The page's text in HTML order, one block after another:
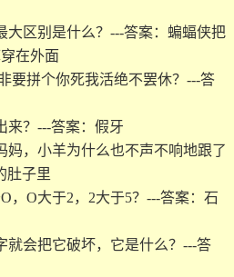
大区别是什么？---答案：蝙蝠侠把
在外面
要拼个你死我活绝不罢休？---答
来？---答案：假牙
妈，小羊为什么也不声不响地跟了
肚子里
，O大于2，2大于5？---答案：石
就会把它破坏，它是什么？---答